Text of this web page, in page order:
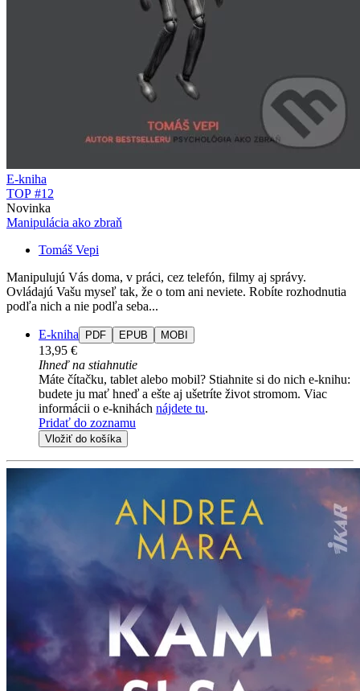
E-kniha
TOP #12
Novinka
Manipulácia ako zbraň
Tomáš Vepi
Manipulujú Vás doma, v práci, cez telefón, filmy aj správy.
Ovládajú Vašu myseľ tak, že o tom ani neviete. Robíte rozhodnutia
podľa nich a nie podľa seba...
E-kniha PDF EPUB MOBI
13,95 €
Ihneď na stiahnutie
Máte čítačku, tablet alebo mobil? Stiahnite si do nich e-knihu:
budete ju mať hneď a ešte aj ušetríte život stromom. Viac
informácii o e-knihách nájdete tu.
Pridať do zoznamu
Vložiť do košíka